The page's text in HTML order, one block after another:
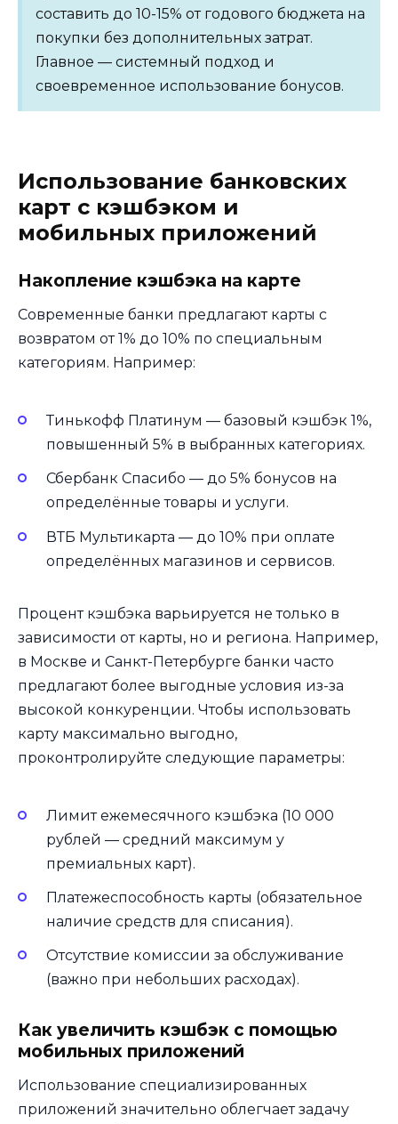
составить до 10-15% от годового бюджета на
покупки без дополнительных затрат.
Главное — системный подход и
своевременное использование бонусов.
Использование банковских
карт с кэшбэком и
мобильных приложений
Накопление кэшбэка на карте
Современные банки предлагают карты с
возвратом от 1% до 10% по специальным
категориям. Например:
Тинькофф Платинум — базовый кэшбэк 1%,
повышенный 5% в выбранных категориях.
Сбербанк Спасибо — до 5% бонусов на
определённые товары и услуги.
ВТБ Мультикарта — до 10% при оплате
определённых магазинов и сервисов.
Процент кэшбэка варьируется не только в
зависимости от карты, но и региона. Например,
в Москве и Санкт-Петербурге банки часто
предлагают более выгодные условия из-за
высокой конкуренции. Чтобы использовать
карту максимально выгодно,
проконтролируйте следующие параметры:
Лимит ежемесячного кэшбэка (10 000
рублей — средний максимум у
премиальных карт).
Платежеспособность карты (обязательное
наличие средств для списания).
Отсутствие комиссии за обслуживание
(важно при небольших расходах).
Как увеличить кэшбэк с помощью
мобильных приложений
Использование специализированных
приложений значительно облегчает задачу